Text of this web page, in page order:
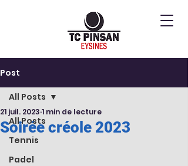
Post
All Posts
Tennis
Padel
All Posts
Soirée créole 2023
21 juil. 2023 1 min de lecture